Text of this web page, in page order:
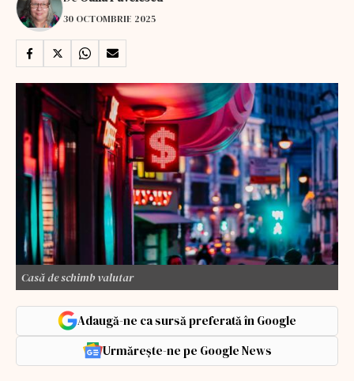
30 OCTOMBRIE 2025
Casă de schimb valutar
Adaugă-ne ca sursă preferată în Google
Urmărește-ne pe Google News